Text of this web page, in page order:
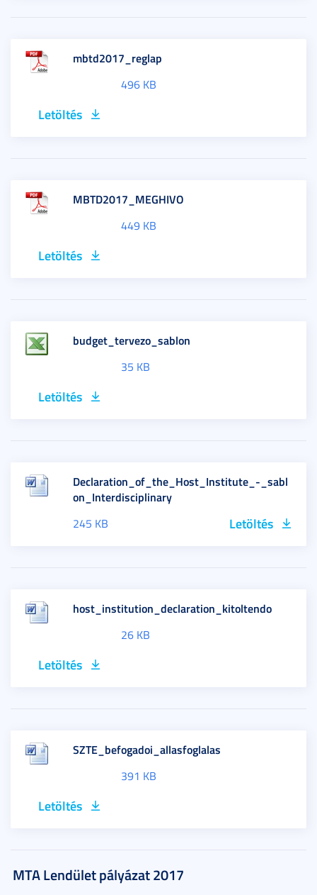
mbtd2017_reglap
496 KB
Letöltés
MBTD2017_MEGHIVO
449 KB
Letöltés
budget_tervezo_sablon
35 KB
Letöltés
Declaration_of_the_Host_Institute_-_sabl
on_Interdisciplinary
245 KB Letöltés
host_institution_declaration_kitoltendo
26 KB
Letöltés
SZTE_befogadoi_allasfoglalas
391 KB
Letöltés
MTA Lendület pályázat 2017